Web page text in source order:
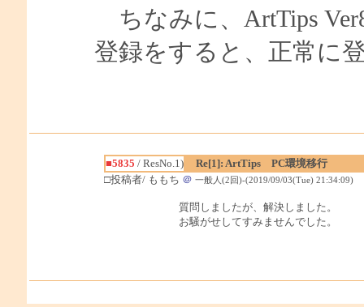
ちなみに、ArtTips
登録をすると、正常に
■5835 / ResNo.1)
Re[1]: ArtTips PC環境移行
□投稿者/ ももち ＠ 一般人(2回)-(2019/09/03(Tue) 21:34:09)
質問しましたが、解決しました。
お騒がせしてすみませんでした。